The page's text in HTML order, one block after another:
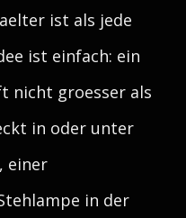
ist als jede
ist einfach: ein
nicht groesser als
in oder unter
einer
in der